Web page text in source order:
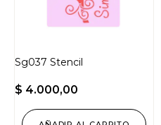
Sg037 Stencil
$ 4.000,00